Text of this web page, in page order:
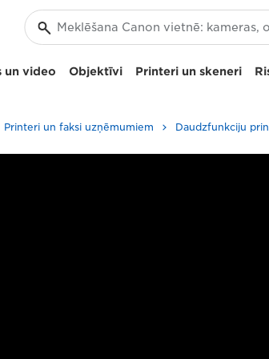
un video Objektīvi Printeri un skeneri
Printeri un faksi uzņēmumiem